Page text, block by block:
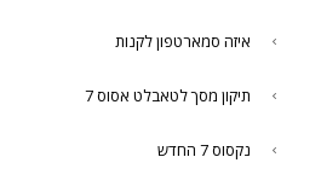
איזה סמארטפון לקנות
תיקון מסך לטאבלט אסוס 7
נקסוס 7 החדש